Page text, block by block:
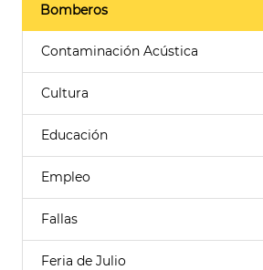
Bomberos
Contaminación Acústica
Cultura
Educación
Empleo
Fallas
Feria de Julio